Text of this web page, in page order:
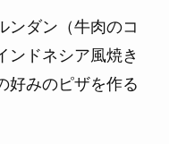
ンダン（牛肉のコ
ンドネシア風焼き
好みのピザを作る